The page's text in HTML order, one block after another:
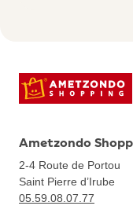
Ametzondo
2-4 Route de Portou
Saint Pierre d’Irube
05.59.08.07.77